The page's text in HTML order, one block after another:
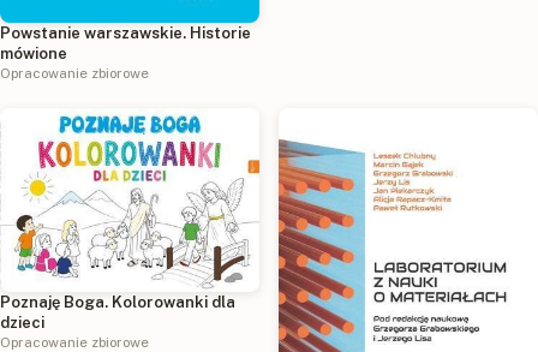
Powstanie warszawskie. Historie
mówione
Opracowanie zbiorowe
Poznaję Boga. Kolorowanki dla
dzieci
Opracowanie zbiorowe